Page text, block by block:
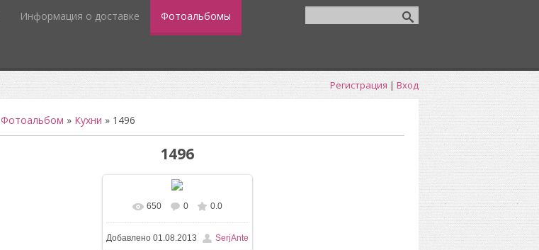
Информация о доставке Фотоальбомы
Регистрация | Вход
Фотоальбом » Кухни » 1496
1496
В реальном размере
1200x1600/ 165.8Kb
650 0 0.0
Добавлено01.08.2013 SerjAnte